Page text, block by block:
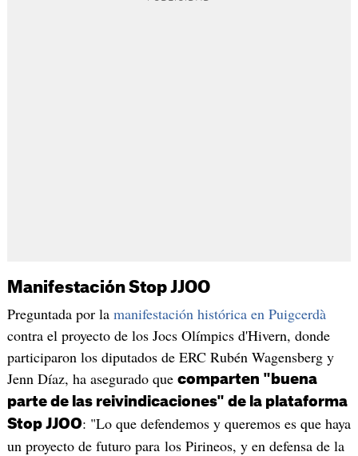
Manifestación Stop JJOO
Preguntada por la manifestación histórica en Puigcerdà
contra el proyecto de los Jocs Olímpics d'Hivern, donde
participaron los diputados de ERC Rubén Wagensberg y
Jenn Díaz, ha asegurado que comparten "buena
parte de las reivindicaciones" de la plataforma
Stop JJOO: "Lo que defendemos y queremos es que haya
un proyecto de futuro para los Pirineos, y en defensa de la